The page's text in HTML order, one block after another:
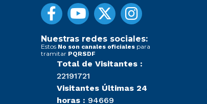
Nuestras redes sociales:
Estos No son canales oficiales para
tramitar PQRSDF
Total de Visitantes :
22191721
Visitantes Últimas 24
horas : 94669